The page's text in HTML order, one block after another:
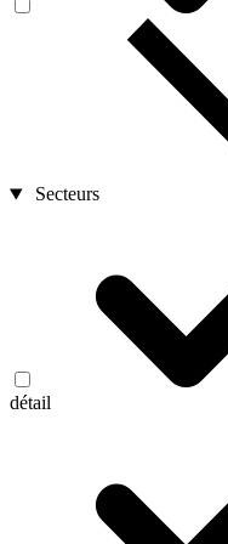
Secteurs
détail